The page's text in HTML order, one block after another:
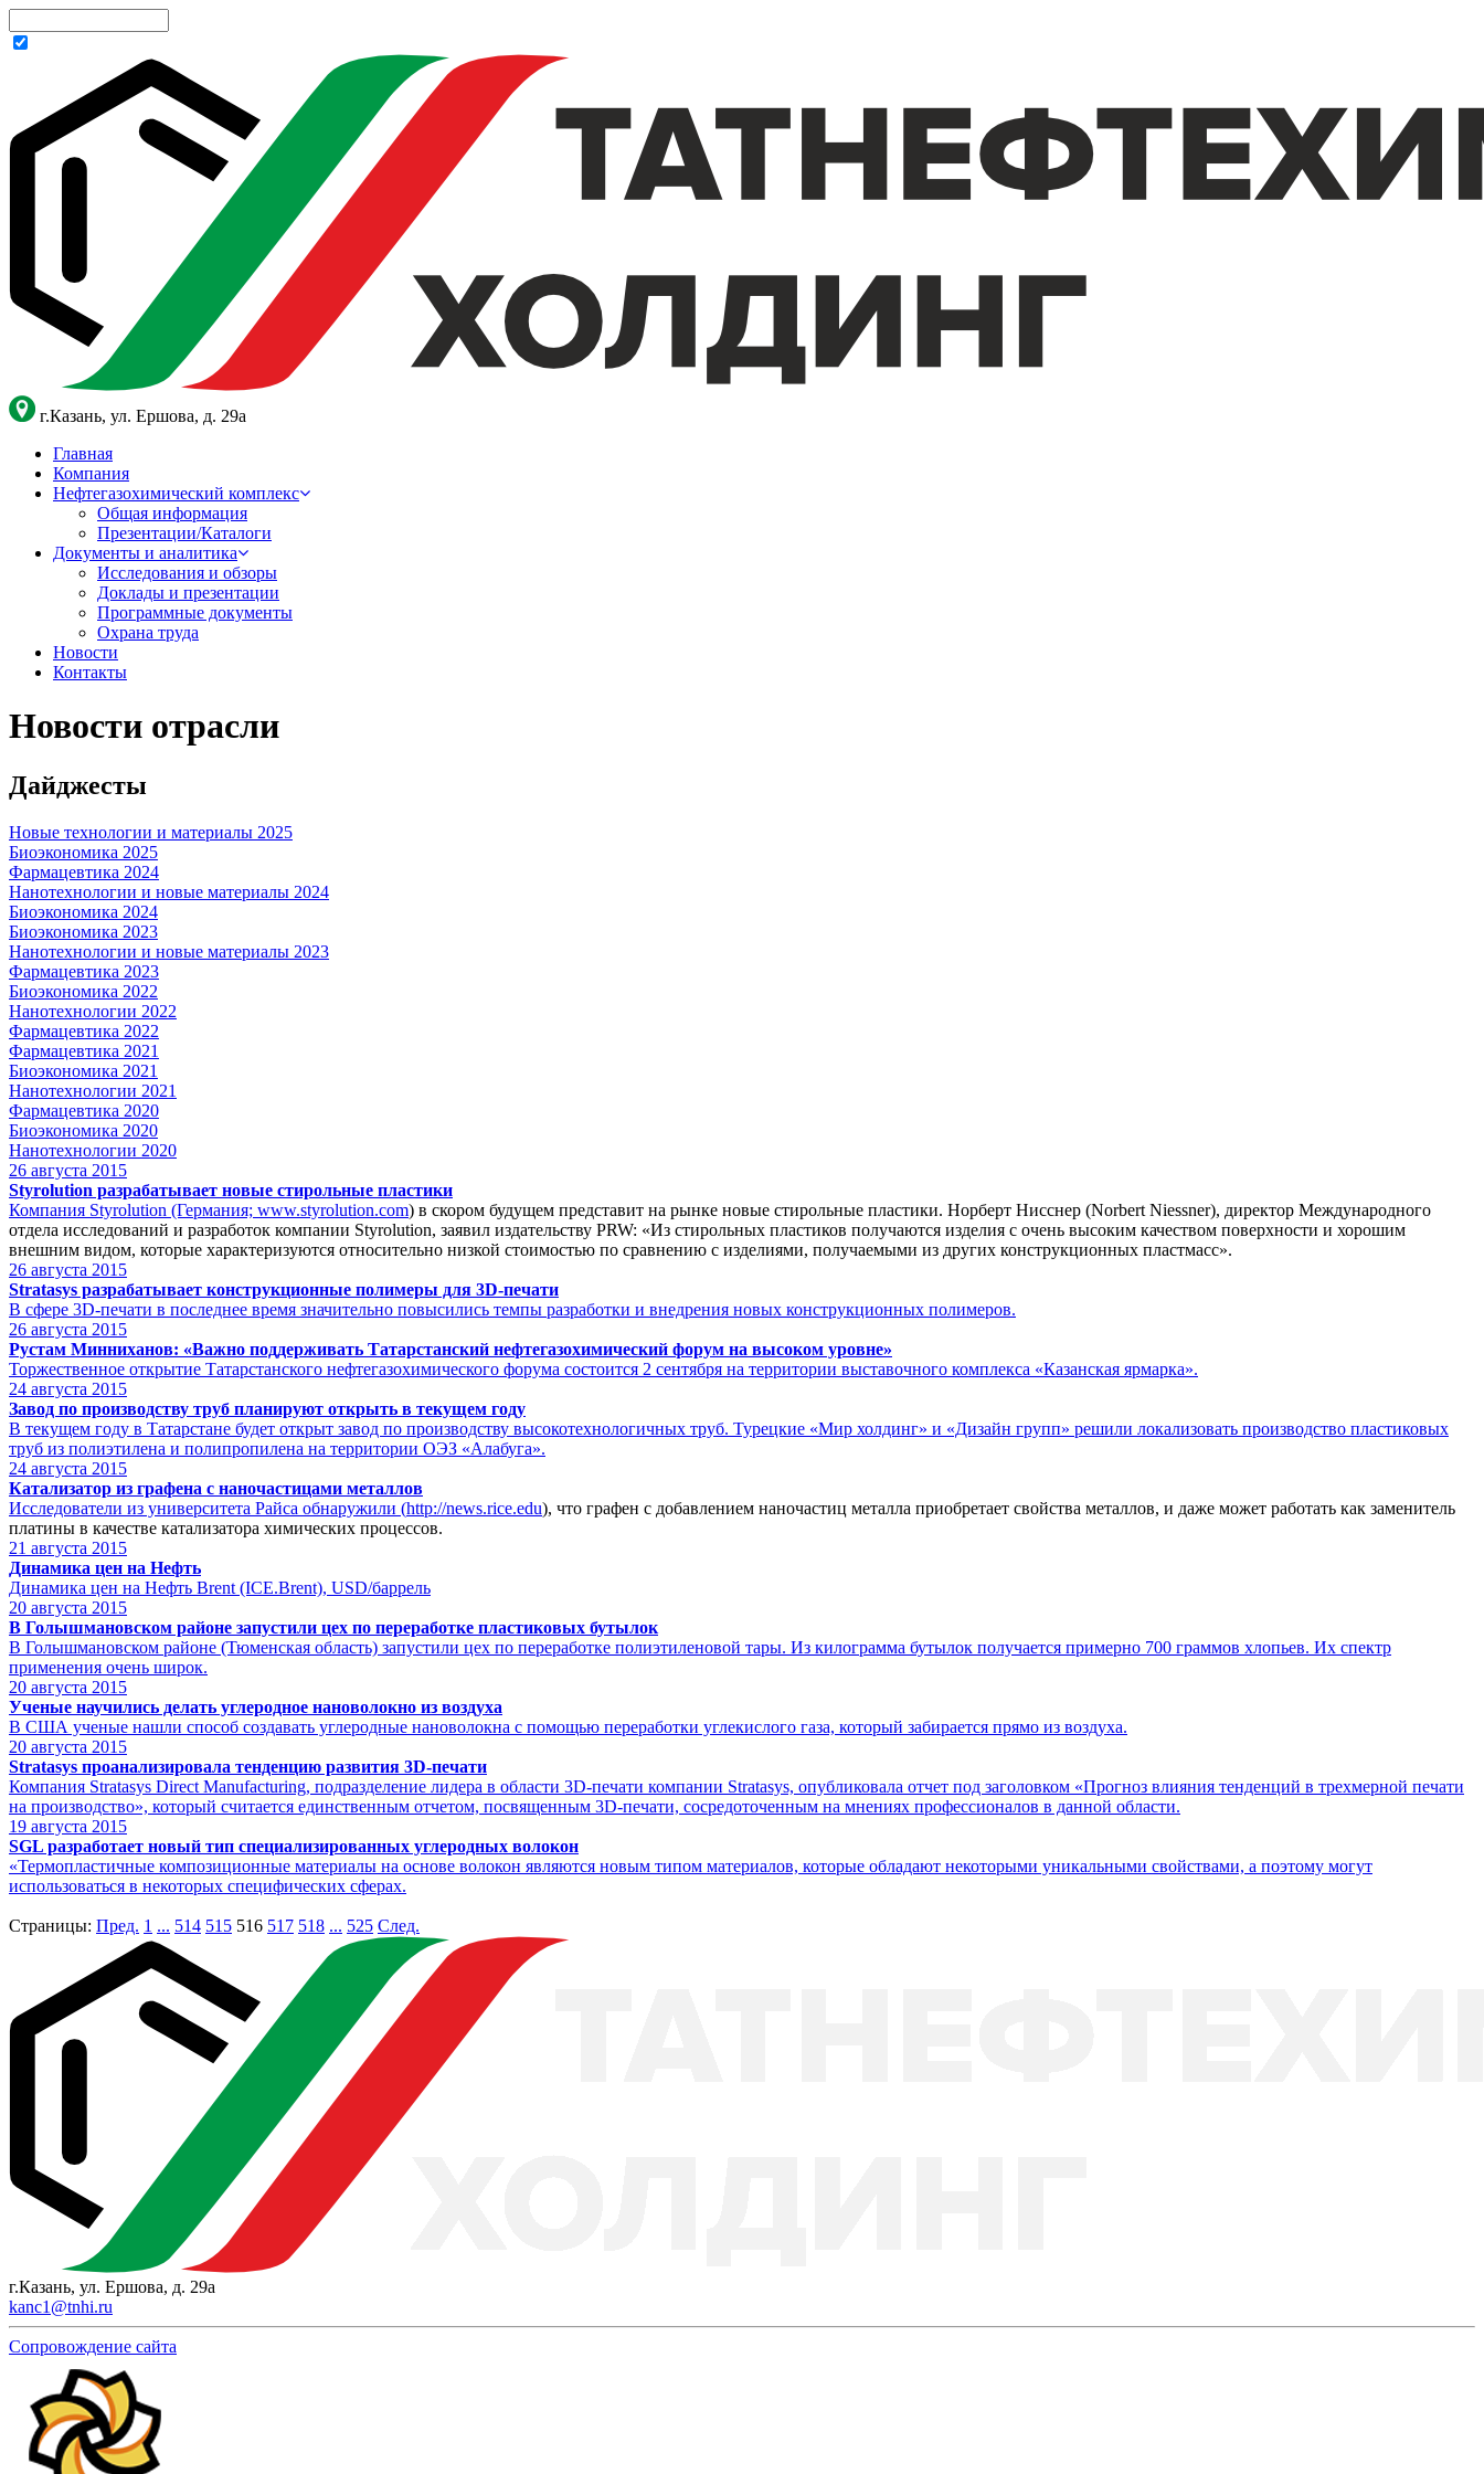
г.Казань, ул. Ершова, д. 29а
Главная
Компания
Нефтегазохимический комплекс
Общая информация
Презентации/Каталоги
Документы и аналитика
Исследования и обзоры
Доклады и презентации
Программные документы
Охрана труда
Новости
Контакты
Новости отрасли
Дайджесты
Новые технологии и материалы 2025
Биоэкономика 2025
Фармацевтика 2024
Нанотехнологии и новые материалы 2024
Биоэкономика 2024
Биоэкономика 2023
Нанотехнологии и новые материалы 2023
Фармацевтика 2023
Биоэкономика 2022
Нанотехнологии 2022
Фармацевтика 2022
Фармацевтика 2021
Биоэкономика 2021
Нанотехнологии 2021
Фармацевтика 2020
Биоэкономика 2020
Нанотехнологии 2020
26 августа 2015
Styrolution разрабатывает новые стирольные пластики
Компания Styrolution (Германия; www.styrolution.com) в скором будущем представит на рынке новые стирольные пластики. Норберт Нисснер (Norbert Niessner), директор Международного
отдела исследований и разработок компании Styrolution, заявил издательству PRW: «Из стирольных пластиков получаются изделия с очень высоким качеством поверхности и хорошим
внешним видом, которые характеризуются относительно низкой стоимостью по сравнению с изделиями, получаемыми из других конструкционных пластмасс».
26 августа 2015
Stratasys разрабатывает конструкционные полимеры для 3D-печати
В сфере 3D-печати в последнее время значительно повысились темпы разработки и внедрения новых конструкционных полимеров.
26 августа 2015
Рустам Минниханов: «Важно поддерживать Татарстанский нефтегазохимический форум на высоком уровне»
Торжественное открытие Татарстанского нефтегазохимического форума состоится 2 сентября на территории выставочного комплекса «Казанская ярмарка».
24 августа 2015
Завод по производству труб планируют открыть в текущем году
В текущем году в Татарстане будет открыт завод по производству высокотехнологичных труб. Турецкие «Мир холдинг» и «Дизайн групп» решили локализовать производство пластиковых
труб из полиэтилена и полипропилена на территории ОЭЗ «Алабуга».
24 августа 2015
Катализатор из графена с наночастицами металлов
Исследователи из университета Райса обнаружили (http://news.rice.edu), что графен с добавлением наночастиц металла приобретает свойства металлов, и даже может работать как заменитель
платины в качестве катализатора химических процессов.
21 августа 2015
Динамика цен на Нефть
Динамика цен на Нефть Brent (ICE.Brent), USD/баррель
20 августа 2015
В Голышмановском районе запустили цех по переработке пластиковых бутылок
В Голышмановском районе (Тюменская область) запустили цех по переработке полиэтиленовой тары. Из килограмма бутылок получается примерно 700 граммов хлопьев. Их спектр
применения очень широк.
20 августа 2015
Ученые научились делать углеродное нановолокно из воздуха
В США ученые нашли способ создавать углеродные нановолокна с помощью переработки углекислого газа, который забирается прямо из воздуха.
20 августа 2015
Stratasys проанализировала тенденцию развития 3D-печати
Компания Stratasys Direct Manufacturing, подразделение лидера в области 3D-печати компании Stratasys, опубликовала отчет под заголовком «Прогноз влияния тенденций в трехмерной печати
на производство», который считается единственным отчетом, посвященным 3D-печати, сосредоточенным на мнениях профессионалов в данной области.
19 августа 2015
SGL разработает новый тип специализированных углеродных волокон
«Термопластичные композиционные материалы на основе волокон являются новым типом материалов, которые обладают некоторыми уникальными свойствами, а поэтому могут
использоваться в некоторых специфических сферах.
Страницы: Пред. 1 ... 514 515 516 517 518 ... 525 След.
г.Казань, ул. Ершова, д. 29а
kanc1@tnhi.ru
Сопровождение сайта